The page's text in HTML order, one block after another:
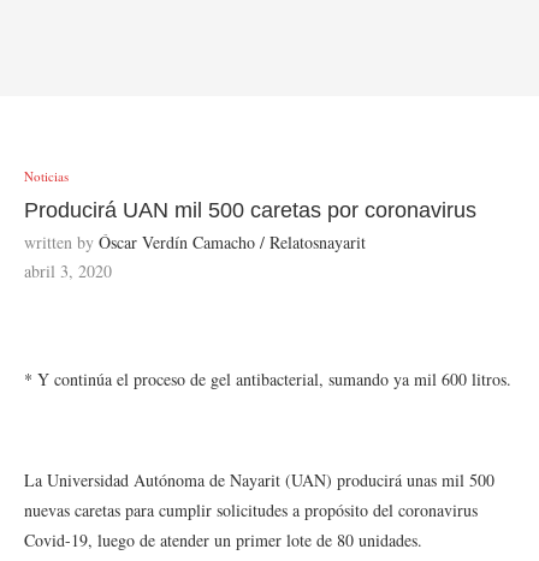
Noticias
Producirá UAN mil 500 caretas por coronavirus
written by Óscar Verdín Camacho / Relatosnayarit
abril 3, 2020
* Y continúa el proceso de gel antibacterial, sumando ya mil 600 litros.
La Universidad Autónoma de Nayarit (UAN) producirá unas mil 500
nuevas caretas para cumplir solicitudes a propósito del coronavirus
Covid-19, luego de atender un primer lote de 80 unidades.